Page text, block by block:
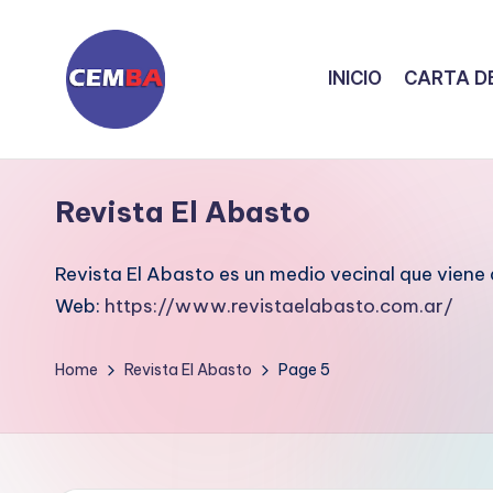
D
i
ri
C
E
INICIO CARTA
Revista El Abasto
Revista El Abasto es un medio vecinal que
Web: https://www.revistaelabasto.com.ar/
Home Revista El Abasto Page 5